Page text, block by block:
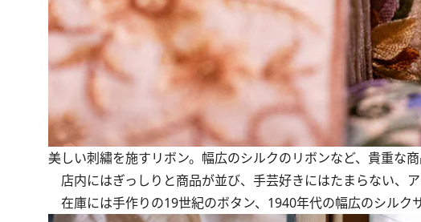
美しい刺繡を施すリボン。幅広のシルクのリボンなど、貴重な商
店内にはぎっしりと商品が並び、手芸好きにはたまらない、ア
在庫には手作りの19世紀のボタン、1940年代の幅広のシルク